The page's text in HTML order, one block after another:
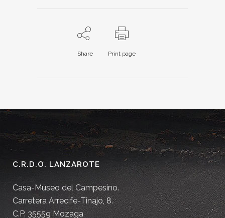
Share Print page
C.R.D.O. LANZAROTE
Casa-Museo del Campesino.
Carretera Arrecife-Tinajo, 8.
C.P. 35559 Mozaga